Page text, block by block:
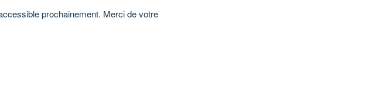
prochainement. Merci de votre